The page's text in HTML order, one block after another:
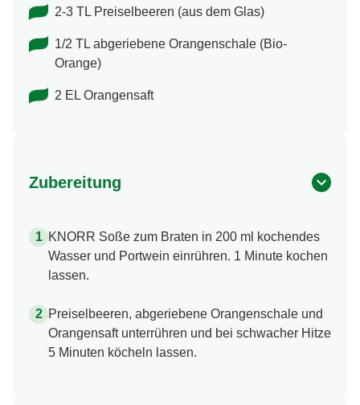
2-3 TL Preiselbeeren (aus dem Glas)
1/2 TL abgeriebene Orangenschale (Bio-
Orange)
2 EL Orangensaft
Zubereitung
KNORR Soße zum Braten in 200 ml kochendes
Wasser und Portwein einrühren. 1 Minute kochen
lassen.
Preiselbeeren, abgeriebene Orangenschale und
Orangensaft unterrühren und bei schwacher Hitze
5 Minuten köcheln lassen.